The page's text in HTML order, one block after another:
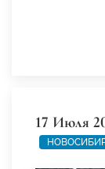
17 Июля